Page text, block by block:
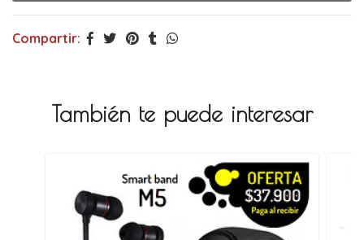
Compartir:
También te puede interesar